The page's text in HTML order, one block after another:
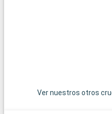
Ver nuestros otros